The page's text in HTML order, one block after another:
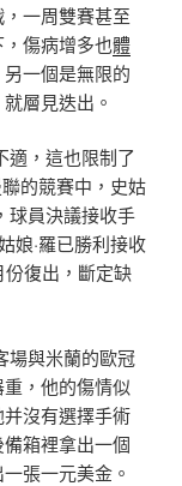
一周雙賽甚至
傷病增多也體
一個是無限的
層見迭出。
適，這也限制了
的競賽中，史姑
球員決議接收手
娘·羅已勝利接收
復出，斷定缺
場與米蘭的歐冠
，他的傷情似
沒有選擇手術
箱裡拿出一個
張一元美金。